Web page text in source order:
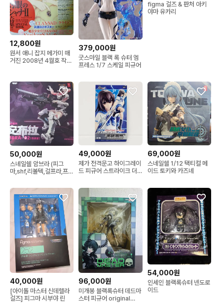
12,800원
원서 애니 잡지 메가미 매
거진 2008년 4월호 작안
379,000원
굿스마일 블랙 록 슈터 엠
프레스 1/7 스케일 피규어
figma 걸즈 & 판처 아키
야마 유카리
50,000원
스네일쉘 암브라 (피그
마,shf,리볼텍,걸프라,프암
49,000원
제가 전격문고 하이그레이
드 피규어 스트라이크 더
69,000원
스네일쉘 1/12 택티컬 메
이드 토키와 카즈네
40,000원
[아이돌 마스터 신데렐라
걸즈] 피그마 시부야 린
96,000원
미개봉 블랙록슈터 데드마
스터 피규어 original
54,000원
인세인 블랙록슈터 넨도로
이드